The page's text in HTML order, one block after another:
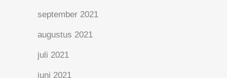
september 2021
augustus 2021
juli 2021
juni 2021